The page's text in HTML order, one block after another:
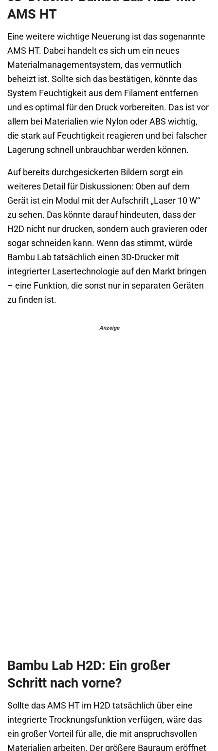
AMS HT
Eine weitere wichtige Neuerung ist das sogenannte
AMS HT. Dabei handelt es sich um ein neues
Materialmanagementsystem, das vermutlich
beheizt ist. Sollte sich das bestätigen, könnte das
System Feuchtigkeit aus dem Filament entfernen
und es optimal für den Druck vorbereiten. Das ist vor
allem bei Materialien wie Nylon oder ABS wichtig,
die stark auf Feuchtigkeit reagieren und bei falscher
Lagerung schnell unbrauchbar werden können.
Auf bereits durchgesickerten Bildern sorgt ein
weiteres Detail für Diskussionen: Oben auf dem
Gerät ist ein Modul mit der Aufschrift „Laser 10 W“
zu sehen. Das könnte darauf hindeuten, dass der
H2D nicht nur drucken, sondern auch gravieren oder
sogar schneiden kann. Wenn das stimmt, würde
Bambu Lab tatsächlich einen 3D-Drucker mit
integrierter Lasertechnologie auf den Markt bringen
– eine Funktion, die sonst nur in separaten Geräten
zu finden ist.
Anzeige
Bambu Lab H2D: Ein großer
Schritt nach vorne?
Sollte das AMS HT im H2D tatsächlich über eine
integrierte Trocknungsfunktion verfügen, wäre das
ein großer Vorteil für alle, die mit anspruchsvollen
Materialien arbeiten. Der größere Bauraum eröffnet